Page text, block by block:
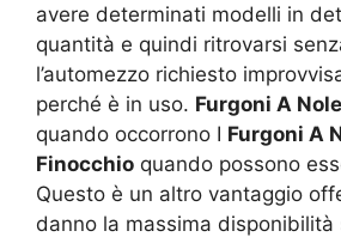
avere determinati modelli in
quantità e quindi ritrovarsi
l’automezzo richiesto
perché è in uso. Furgoni A
quando occorrono I Furgoni A
Finocchio quando possono
Questo è un altro vantaggio
danno la massima disponibilità